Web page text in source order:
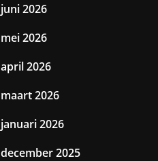
juni 2026
mei 2026
april 2026
maart 2026
januari 2026
december 2025